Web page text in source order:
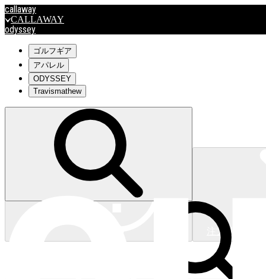
callaway
CALLAWAY
odyssey
travismathew
outlet
キャロウェイアパレルはこちら>>>
注文状況
ゴルフギア
アパレル
ODYSSEY
Travismathew